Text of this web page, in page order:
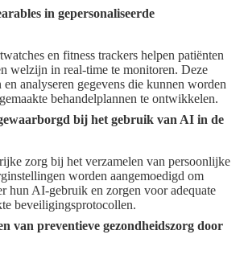
in gepersonaliseerde
en fitness trackers helpen patiënten
welzijn in real-time te monitoren. Deze
en analyseren gegevens die kunnen worden
behandelplannen te ontwikkelen.
bij het gebruik van AI in de
zorg bij het verzamelen van persoonlijke
worden aangemoedigd om
hun AI-gebruik en zorgen voor adequate
beveiligingsprotocollen.
van preventieve gezondheidszorg door